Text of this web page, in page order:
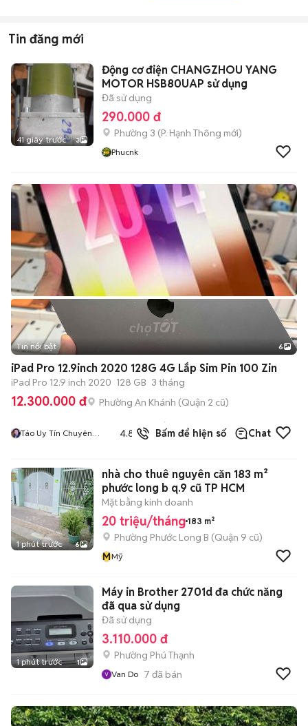
Tin đăng mới
41 giây trước 3
Động cơ điện CHANGZHOU YANG
MOTOR HSB80UAP sử dụng
Đã sử dụng
290.000 đ
Phường 3 (P. Hạnh Thông mới)
Phucnk
+2
Tin nổi bật 6
iPad Pro 12.9inch 2020 128G 4G Lắp Sim Pin 100 Zin
iPad Pro 12.9 inch 2020 128 GB 3 tháng
12.300.000 đ Phường An Khánh (Quận 2 cũ)
Táo Uy Tín Chuyên
4.8
618
đã
bán
Bấm để hiện số Chat
1 phút trước 6
nhà cho thuê nguyên căn 183 m²
phước long b q.9 cũ TP HCM
Mặt bằng kinh doanh
20 triệu/tháng 183 m²
Phường Phước Long B (Quận 9 cũ)
MMỹ
1 phút trước 1
Máy in Brother 2701d đa chức năng
đã qua sử dụng
Đã sử dụng
3.110.000 đ
Phường Phú Thạnh
Van Do 7 đã bán